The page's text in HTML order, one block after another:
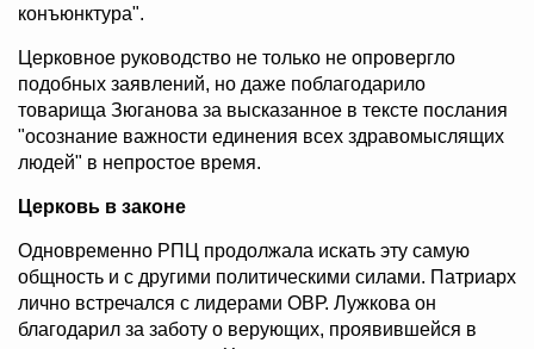
конъюнктура".
Церковное руководство не только не опровергло
подобных заявлений, но даже поблагодарило
товарища Зюганова за высказанное в тексте послания
"осознание важности единения всех здравомыслящих
людей" в непростое время.
Церковь в законе
Одновременно РПЦ продолжала искать эту самую
общность и с другими политическими силами. Патриарх
лично встречался с лидерами ОВР. Лужкова он
благодарил за заботу о верующих, проявившейся в